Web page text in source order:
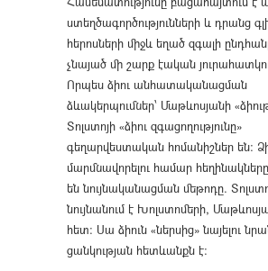
ստեղծագործությունների և դրանց
հերոսների միջև եղած զգալի
չնայած մի շարք էական
Որպես ձիու անհատականացման
ձևակերպումներ՝ Մաթևոսյանի
Տոլստոյի «ձիու զգացողությունը»
գեղարվեստական հոմանիշներ են:
մարմնավորելու համար
են նույնականացման մեթոդը.
նույնանում է Խոլստոմերի,
հետ: Սա ձիուն «ներսից» նայելու
ցանկության հետևանքն է: